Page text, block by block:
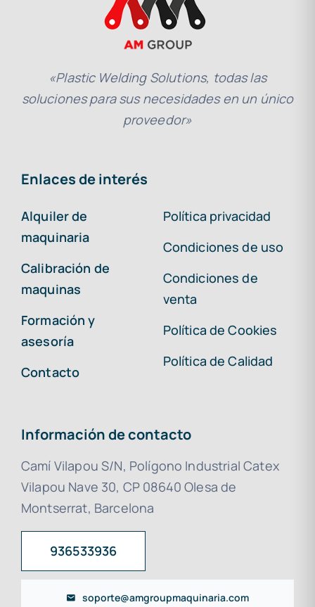
«Plastic Welding Solutions, todas las
soluciones para sus necesidades en un único
proveedor»
Enlaces de interés
Alquiler de
maquinaria
Calibración de
maquinas
Formación y
asesoría
Contacto
Política privacidad
Condiciones de uso
Condiciones de
venta
Política de Cookies
Política de Calidad
Información de contacto
Camí Vilapou S/N, Polígono Industrial Catex
Vilapou Nave 30, CP 08640 Olesa de
Montserrat, Barcelona
936533936
soporte@amgroupmaquinaria.com